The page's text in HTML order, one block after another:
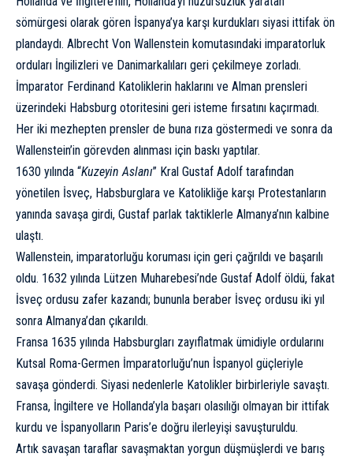
sömürgesi olarak gören İspanya’ya karşı kurdukları siyasi ittifak ön
plandaydı. Albrecht Von Wallenstein komutasındaki imparatorluk
orduları İngilizleri ve Danimarkalıları geri çekilmeye zorladı.
İmparator Ferdinand Katoliklerin haklarını ve Alman prensleri
üzerindeki Habsburg otoritesini geri isteme fırsatını kaçırmadı.
Her iki mezhepten prensler de buna rıza göstermedi ve sonra da
Wallenstein’in görevden alınması için baskı yaptılar.
1630 yılında “Kuzeyin Aslanı” Kral Gustaf Adolf tarafından
yönetilen İsveç, Habsburglara ve Katolikliğe karşı Protestanların
yanında savaşa girdi, Gustaf parlak taktiklerle Almanya’nın kalbine
ulaştı.
Wallenstein, imparatorluğu koruması için geri çağrıldı ve başarılı
oldu. 1632 yılında Lützen Muharebesi’nde Gustaf Adolf öldü, fakat
İsveç ordusu zafer kazandı; bununla beraber İsveç ordusu iki yıl
sonra Almanya’dan çıkarıldı.
Fransa 1635 yılında Habsburgları zayıflatmak ümidiyle ordularını
Kutsal Roma-Germen İmparatorluğu’nun İspanyol güçleriyle
savaşa gönderdi. Siyasi nedenlerle Katolikler birbirleriyle savaştı.
Fransa, İngiltere ve Hollanda’yla başarı olasılığı olmayan bir ittifak
kurdu ve İspanyolların Paris’e doğru ilerleyişi savuşturuldu.
Artık savaşan taraflar savaşmaktan yorgun düşmüşlerdi ve barış